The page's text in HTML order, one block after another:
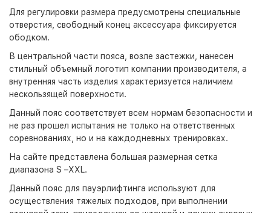
Для регулировки размера предусмотрены специальные
отверстия, свободный конец аксессуара фиксируется
ободком.
В центральной части пояса, возле застежки, нанесен
стильный объемный логотип компании производителя, а
внутренняя часть изделия характеризуется наличием
нескользящей поверхности.
Данный пояс соответствует всем нормам безопасности и
не раз прошел испытания не только на ответственных
соревнованиях, но и на каждодневных тренировках.
На сайте представлена большая размерная сетка
диапазона S –XXL.
Данный пояс для пауэрлифтинга используют для
осуществления тяжелых подходов, при выполнении